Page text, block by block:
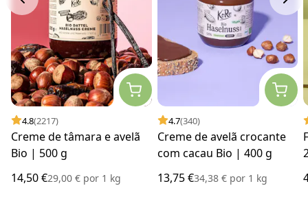
4.8(2217)
Creme de tâmara e avelã
Bio | 500 g
14,50 €29,00 € por 1 kg
4.7(340)
Creme de avelã crocante
com cacau Bio | 400 g
13,75 €34,38 € por1 kg